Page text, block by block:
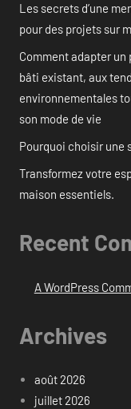
Les secrets d’une
pour des projets sur
Comment adapter
bâti existant, aux
environnementales
son mode de vie
Pourquoi choisir une
Transformez votre
maison essentiels.
Recent
A WordPress
Archives
août 2026
juillet 2026